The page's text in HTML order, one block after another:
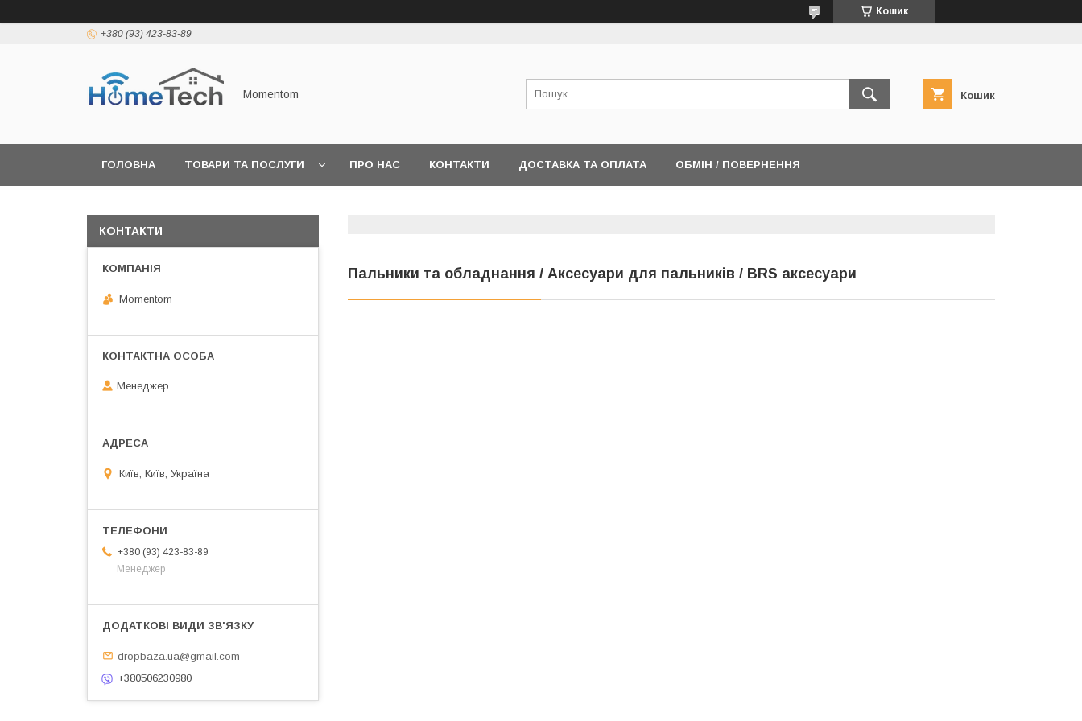
Кошик
+380 (93) 423-83-89
Momentom Кошик
ГОЛОВНА ТОВАРИ ТА ПОСЛУГИ ПРО НАС КОНТАКТИ ДОСТАВКА ТА ОПЛАТА ОБМІН / ПОВЕРНЕННЯ
Пальники та обладнання / Аксесуари для пальників / BRS аксесуари
КОНТАКТИ
Momentom
Менеджер
Київ, Київ, Україна
+380 (93) 423-83-89
Менеджер
dropbaza.ua@gmail.com
+380506230980